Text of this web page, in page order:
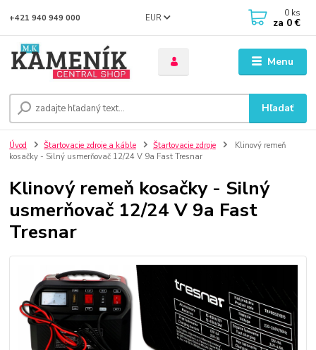
Menu
EUR
Hľadať
+421 940 949 000 0 ks
za 0 €
Úvod Štartovacie zdroje a káble Štartovacie zdroje
Klinový remeň
kosačky - Silný usmerňovač 12/24 V 9a Fast Tresnar
Klinový remeň kosačky - Silný
usmerňovač 12/24 V 9a Fast
Tresnar